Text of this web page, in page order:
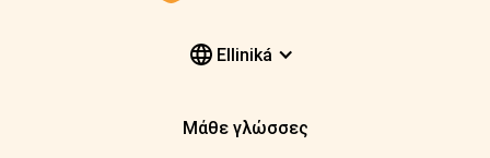
Elliniká
Μάθε γλώσσες